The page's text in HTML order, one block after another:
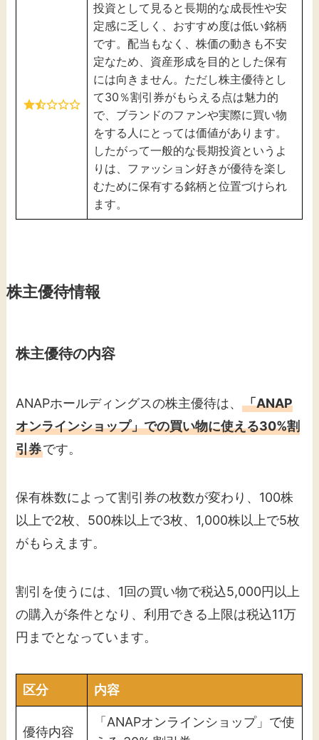
投資として見ると長期的な成長性や安
定感に乏しく、おすすめ度は低い銘柄
です。配当もなく、株価の動きも不安
定なため、資産形成を目的とした保有
には向きません。ただし株主優待とし
て30％割引券がもらえる点は魅力的
で、ブランドのファンや実際に買い物
をする人にとっては価値があります。
したがって一般的な長期投資というよ
りは、ファッション好きが優待を楽し
むために保有する銘柄と位置づけられ
ます。
株主優待情報
株主優待の内容
ANAPホールディングスの株主優待は、「ANAP
オンラインショップ」での買い物に使える30%割
引券です。
保有株数によって割引券の枚数が変わり、100株
以上で2枚、500株以上で3枚、1,000株以上で5枚
がもらえます。
割引を使うには、1回の買い物で税込5,000円以上
の購入が条件となり、利用できる上限は税込11万
円までとなっています。
区分 内容
優待内容
「ANAPオンラインショップ」で使